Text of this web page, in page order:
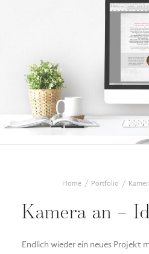
Home Portfolio
Kamera an –
Endlich wieder ein neues Projekt